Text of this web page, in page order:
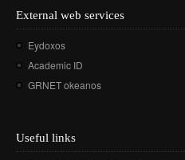
External web services
Eydoxos
Academic ID
GRNET okeanos
Useful links